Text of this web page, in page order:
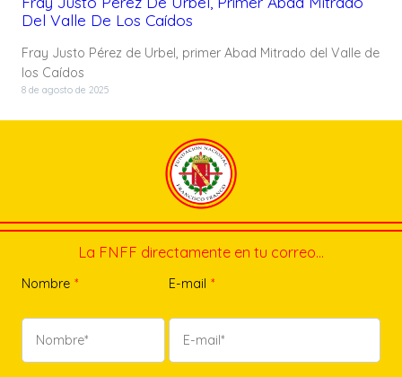
Del Valle De Los Caídos
Fray Justo Pérez de Urbel, primer Abad Mitrado del Valle de
los Caídos
8 de agosto de 2025
La FNFF directamente en tu correo…
Nombre * E-mail *